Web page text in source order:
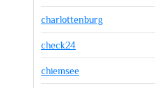
charlottenburg
check24
chiemsee